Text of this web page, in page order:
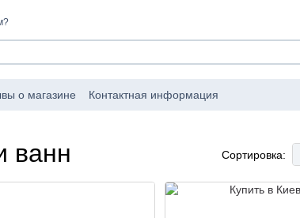
о магазине Контактная информация
ванн Сортировка: